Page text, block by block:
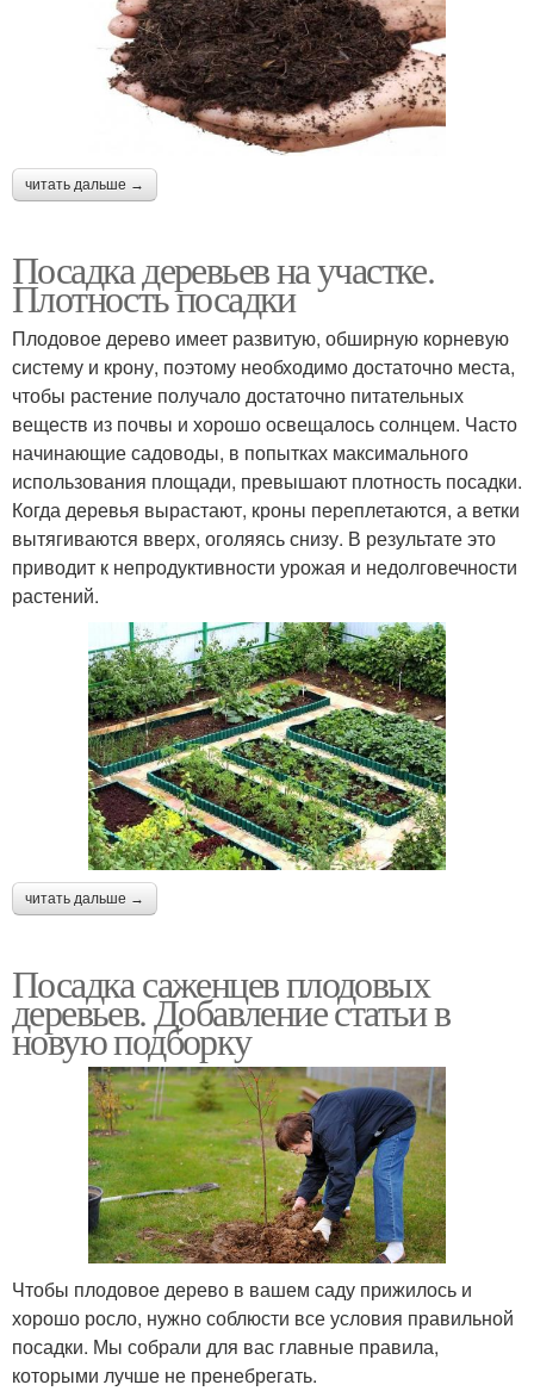
читать дальше →
Посадка деревьев на участке.
Плотность посадки
Плодовое дерево имеет развитую, обширную корневую
систему и крону, поэтому необходимо достаточно места,
чтобы растение получало достаточно питательных
веществ из почвы и хорошо освещалось солнцем. Часто
начинающие садоводы, в попытках максимального
использования площади, превышают плотность посадки.
Когда деревья вырастают, кроны переплетаются, а ветки
вытягиваются вверх, оголяясь снизу. В результате это
приводит к непродуктивности урожая и недолговечности
растений.
читать дальше →
Посадка саженцев плодовых
деревьев. Добавление статьи в
новую подборку
Чтобы плодовое дерево в вашем саду прижилось и
хорошо росло, нужно соблюсти все условия правильной
посадки. Мы собрали для вас главные правила,
которыми лучше не пренебрегать.